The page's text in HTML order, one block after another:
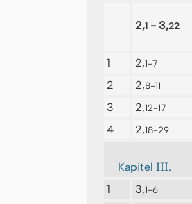
2,1- 3,22
1 2,1-7
2 2,8-11
3 2,12-17
4 2,18-29
Kapitel III.
1 3,1-6